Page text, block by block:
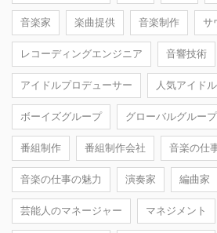
音楽家 楽曲提供 音楽制作 サ
レコーディングエンジニア 音響技術
アイドルプロデューサー 人気アイドル
ボーイズグループ グローバルグループ
番組制作 番組制作会社 音楽の仕
音楽の仕事の魅力 演奏家 編曲家
芸能人のマネージャー マネジメント